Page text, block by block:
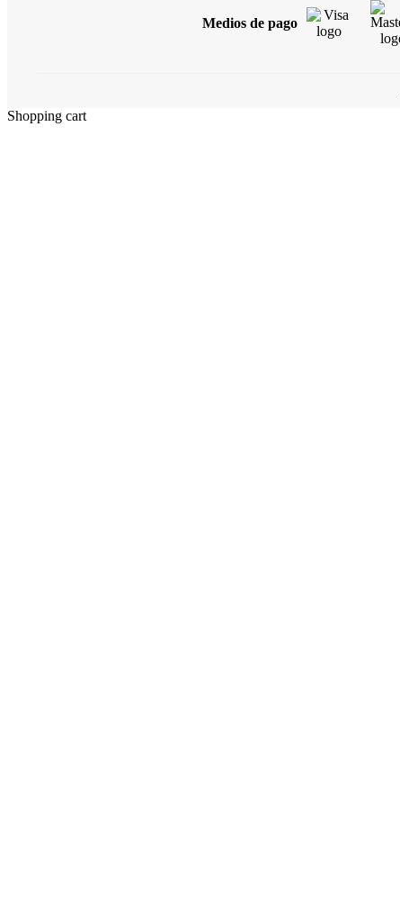
Medios de pago
Shopping cart